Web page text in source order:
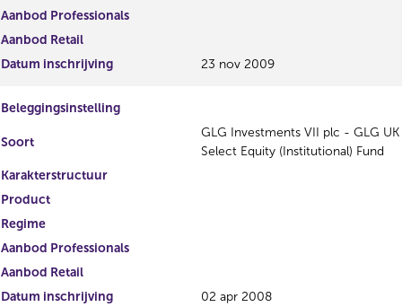
Aanbod Professionals
Aanbod Retail
Datum inschrijving
23 nov 2009
Beleggingsinstelling
Soort
GLG Investments VII plc - GLG UK
Select Equity (Institutional) Fund
Karakterstructuur
Product
Regime
Aanbod Professionals
Aanbod Retail
Datum inschrijving
02 apr 2008